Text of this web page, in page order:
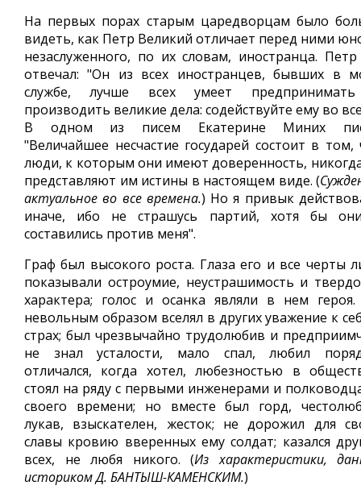
На первых порах старым царедворцам было
видеть, как Петр Великий отличает перед ними
незаслуженного, по их словам, иностранца.
отвечал: "Он из всех иностранцев, бывших в
службе, лучше всех умеет
производить великие дела: содействуйте ему во
В одном из писем Екатерине Миних
"Величайшее несчастие государей состоит в том,
люди, к которым они имеют доверенность,
представляют им истины в настоящем виде. (
актуальное во все времена.) Но я привык
иначе, ибо не страшусь партий, хотя бы
составились против меня".
Граф был высокого роста. Глаза его и все черты
показывали остроумие, неустрашимость и
характера; голос и осанка являли в нем
невольным образом вселял в других уважение к
страх; был чрезвычайно трудолюбив и
не знал усталости, мало спал, любил
отличался, когда хотел, любезностью в
стоял на ряду с первыми инженерами и
своего времени; но вместе был горд,
лукав, взыскателен, жесток; не дорожил для
славы кровию вверенных ему солдат; казался
всех, не любя никого. (Из характеристики,
историком Д. БАНТЫШ-КАМЕНСКИМ.)